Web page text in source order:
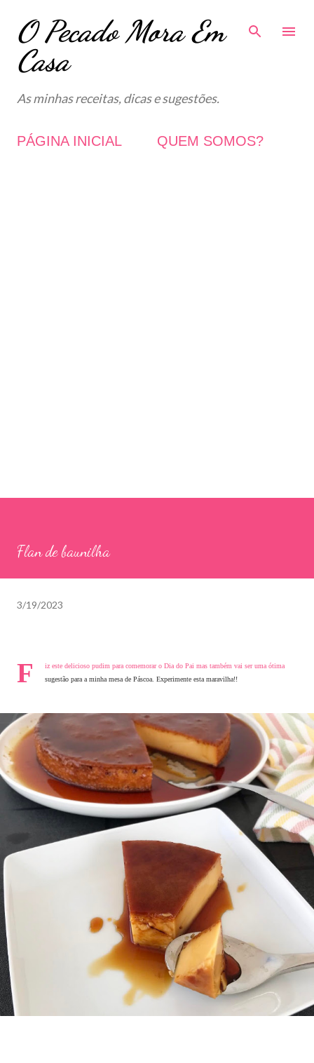
Avançar para o conteúdo principal
O Pecado Mora Em
Casa
As minhas receitas, dicas e sugestões.
PÁGINA INICIAL QUEM SOMOS?
Flan de baunilha
3/19/2023
F
iz este delicioso pudim para comemorar o Dia do Pai mas também vai ser uma ótima
sugestão para a minha mesa de Páscoa. Experimente esta maravilha!!